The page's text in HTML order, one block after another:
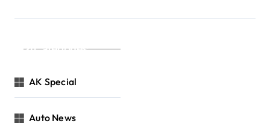
Categories
AK Special
Auto News